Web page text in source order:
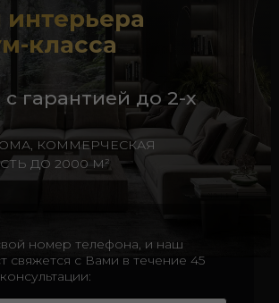
КОММЕРЧЕСКАЯ
ДО 2000 М²
гарантией до 2-х
класса
номер телефона, и наш
свяжется с Вами в течение 45